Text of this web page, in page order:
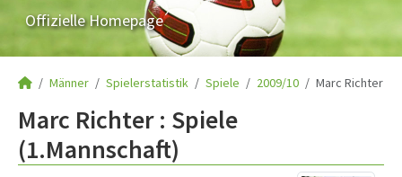
Offizielle Homepage
Männer Spielerstatistik Spiele 2009/10 Marc Richter
Marc Richter : Spiele
(1.Mannschaft)